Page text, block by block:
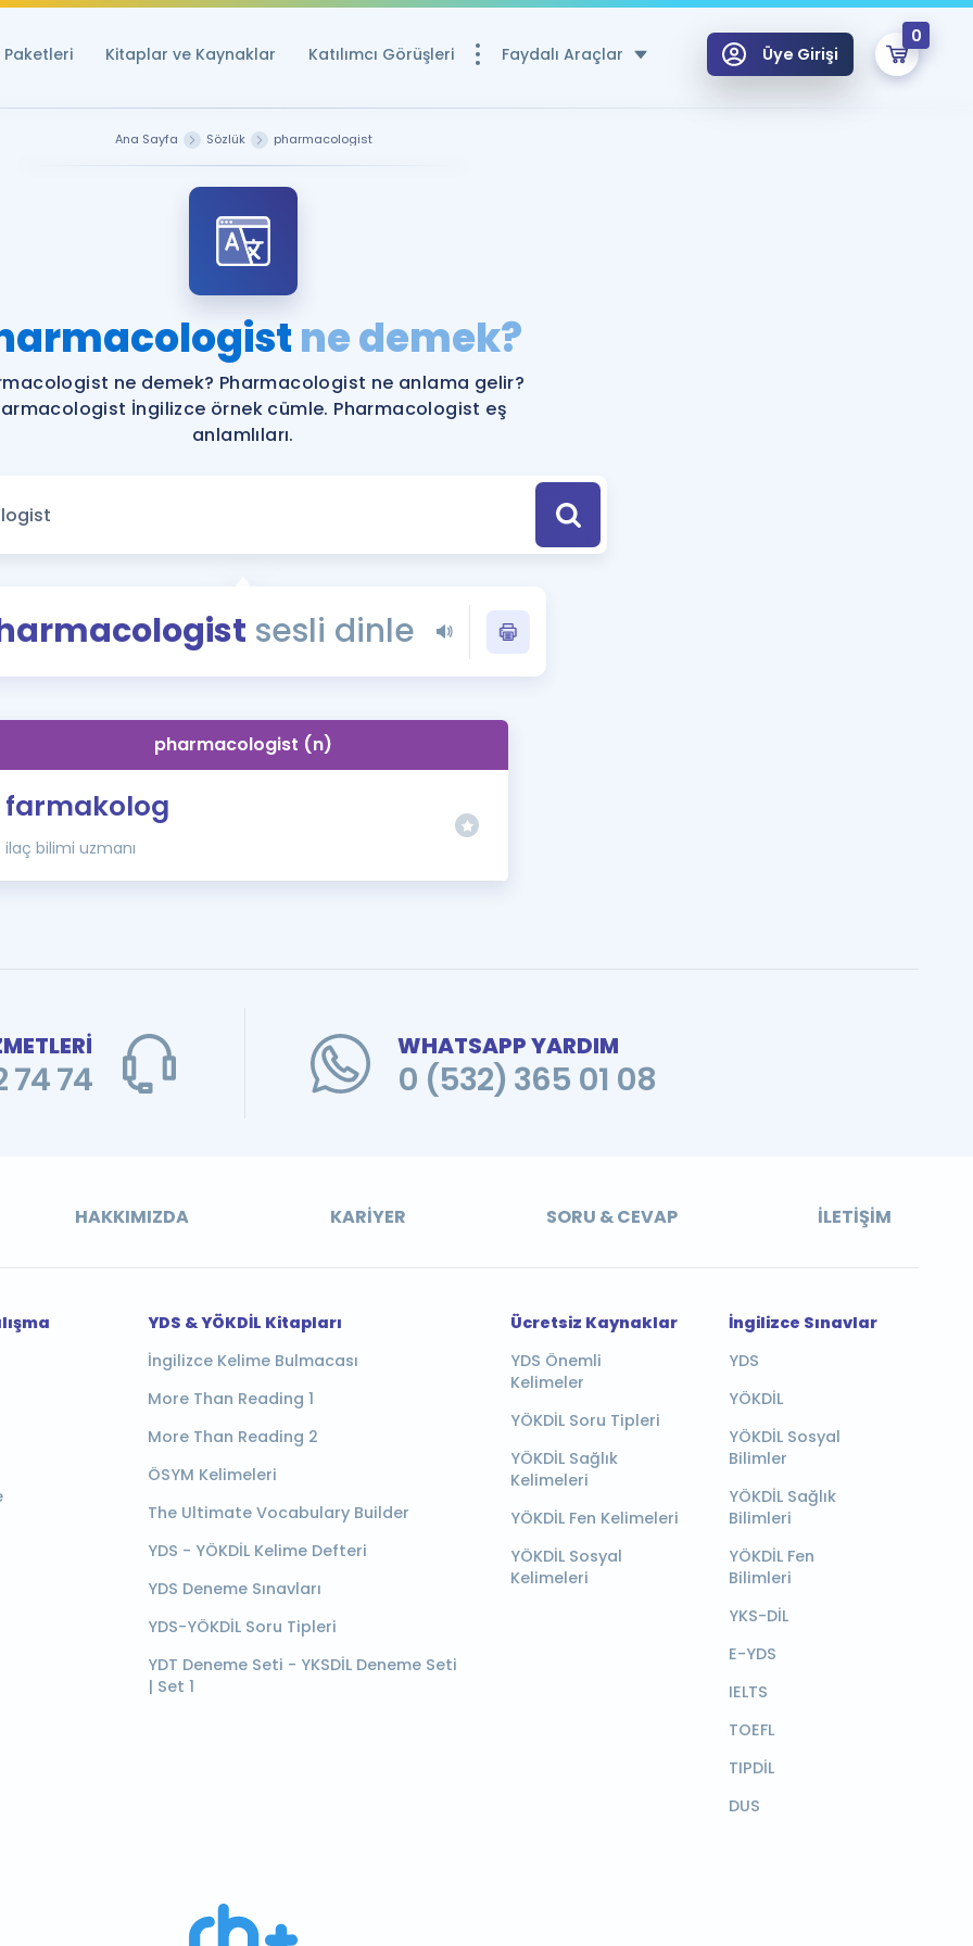
Paketleri Kitaplar ve Kaynaklar Katılımcı Görüşleri Faydalı Araçlar
Ücretsiz Kaynaklar
YDS ve YÖKDİL için Ücretsiz Kaynaklar
YDS ve YÖKDİL Puan Hesaplama Aracı
YDS ve YÖKDİL'e Hazırlananlar için Öneriler
Eğitim ve Kitaplara Özel Fırsatlar
YDS - YÖKDİL Tüm Sınavlarla İlgili Haberler
İngilizce Gramer
İngilizce Gramer ve Konu Anlatımı
Üye Girişi
0
Remzi Hoca ile seni sınava hazırlayacak onlarca eğitim seni bekliyor!
Ana Sayfa Sözlük pharmacologist
ne demek?
ne demek? Pharmacologist ne anlama gelir?
İngilizce örnek cümle. Pharmacologist eş
anlamlıları.
sesli dinle
pharmacologist (n)
farmakolog
ilaç bilimi uzmanı
74
WHATSAPP YARDIM
0 (532) 365 01 08
HAKKIMIZDA KARIYER SORU & CEVAP İLETIŞIM
YDS & YÖKDİL Kitapları
İngilizce Kelime Bulmacası
More Than Reading 1
More Than Reading 2
ÖSYM Kelimeleri
The Ultimate Vocabulary Builder
YDS - YÖKDİL Kelime Defteri
YDS Deneme Sınavları
YDS-YÖKDİL Soru Tipleri
YDT Deneme Seti - YKSDİL Deneme Seti
| Set 1
Ücretsiz Kaynaklar
YDS Önemli
Kelimeler
YÖKDİL Soru Tipleri
YÖKDİL Sağlık
Kelimeleri
YÖKDİL Fen Kelimeleri
YÖKDİL Sosyal
Kelimeleri
İngilizce Sınavlar
YDS
YÖKDİL
YÖKDİL Sosyal
Bilimler
YÖKDİL Sağlık
Bilimleri
YÖKDİL Fen
Bilimleri
YKS-DİL
E-YDS
IELTS
TOEFL
TIPDİL
DUS